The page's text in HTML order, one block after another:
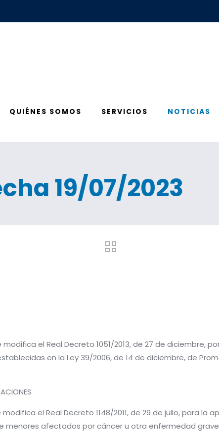
QUIÉNES SOMOS SERVICIOS NOTICIAS
19/07/2023
el Real Decreto 1051/2013, de 27 de diciembre,
en la Ley 39/2006, de 14 de diciembre, de
el Real Decreto 1148/2011, de 29 de julio, para
menores afectados por cáncer u otra enfermedad